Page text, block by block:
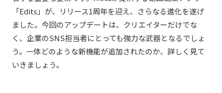
「Edits」が、リリース1周年を迎え、さらなる進化を遂げ
ました。今回のアップデートは、クリエイターだけでな
く、企業のSNS担当者にとっても強力な武器となるでしょ
う。一体どのような新機能が追加されたのか、詳しく見て
いきましょう。